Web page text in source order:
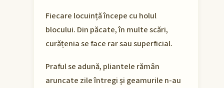
Fiecare locuință începe cu holul
blocului. Din păcate, în multe scări,
curățenia se face rar sau superficial.
Praful se adună, pliantele rămân
aruncate zile întregi și geamurile n-au